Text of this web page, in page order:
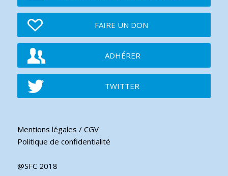
FAIRE UN DON
ADHÉRER
TWITTER
Mentions légales / CGV
Politique de confidentialité
@SFC 2018